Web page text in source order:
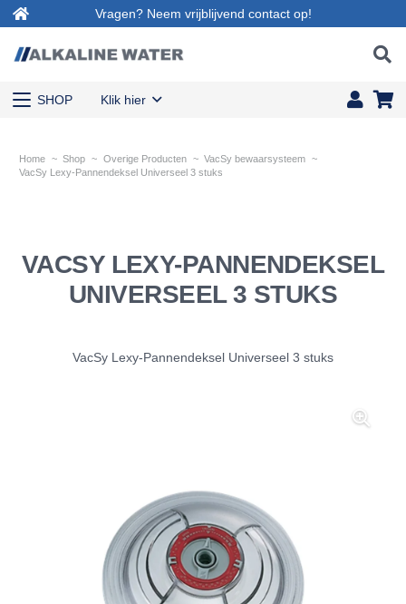
Vragen? Neem vrijblijvend contact op!
SHOP Klik hier
Home ~ Shop ~ Overige Producten ~ VacSy bewaarsysteem ~
VacSy Lexy-Pannendeksel Universeel 3 stuks
VACSY LEXY-PANNENDEKSEL
UNIVERSEEL 3 STUKS
VacSy Lexy-Pannendeksel Universeel 3 stuks